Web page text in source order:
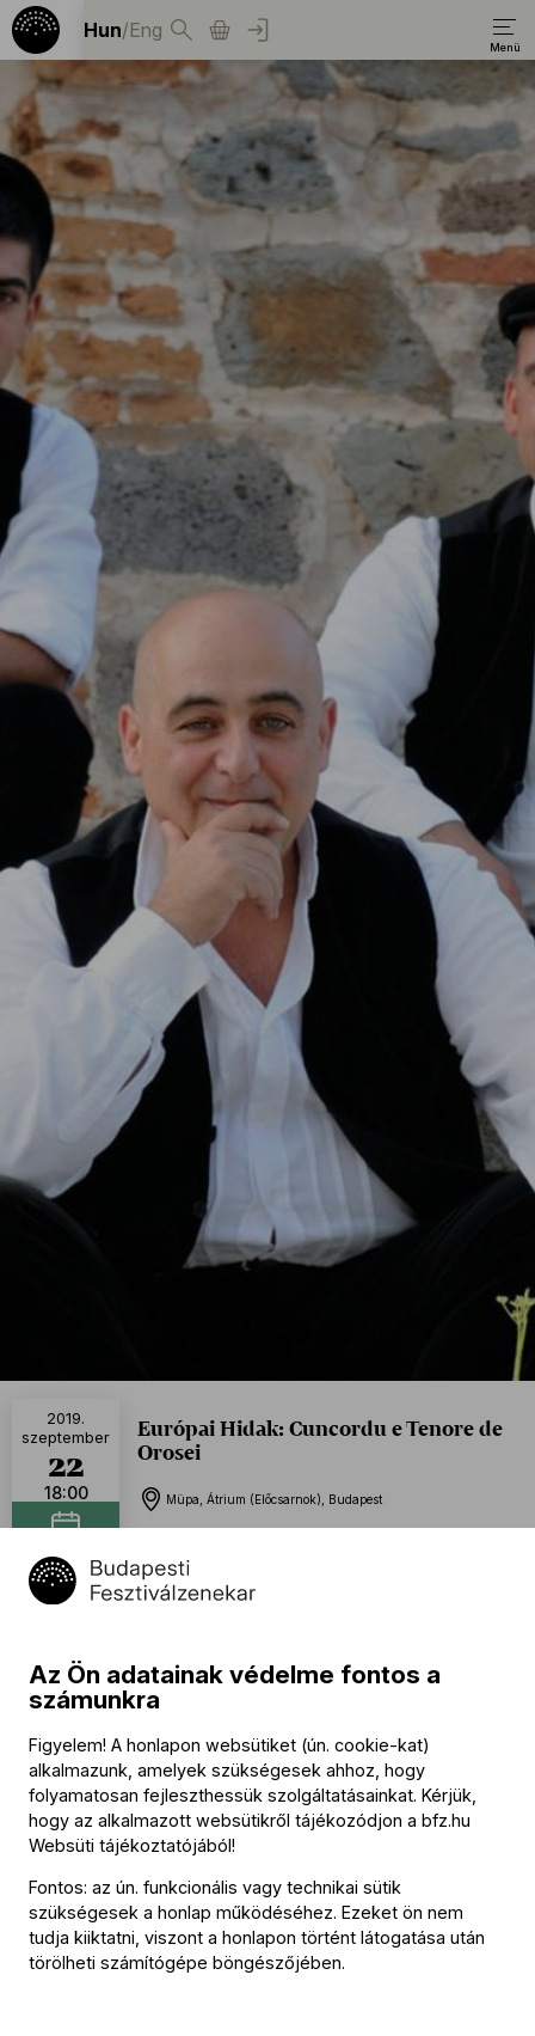
Hun/Eng
Európai Hidak: Cuncordu e Tenore de
Orosei
Müpa, Átrium (Előcsarnok), Budapest
2019.
szeptember
22
18:00
Naptáramhoz adom
Program
Közreműködők
Közreműködik
Cuncordu e Tenore de Orosei
További információ
Az esemény körülbelül 150 perc hosszúságú.
Az Ön adatainak védelme fontos a
számunkra
Figyelem! A honlapon websütiket (ún. cookie-kat)
alkalmazunk, amelyek szükségesek ahhoz, hogy
folyamatosan fejleszthessük szolgáltatásainkat. Kérjük,
hogy az alkalmazott websütikről tájékozódjon a bfz.hu
Websüti tájékoztatójából!
Fontos: az ún. funkcionális vagy technikai sütik
szükségesek a honlap működéséhez. Ezeket ön nem
tudja kiiktatni, viszont a honlapon történt látogatása után
törölheti számítógépe böngészőjében.